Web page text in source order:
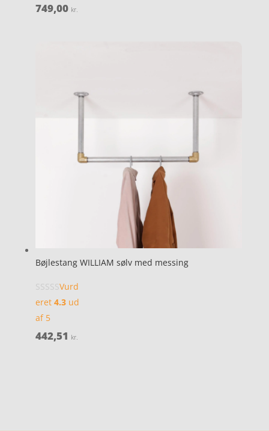
749,00 kr.
Bøjlestang WILLIAM sølv med messing
Vurd
eret 4.3ud
af 5
442,51 kr.